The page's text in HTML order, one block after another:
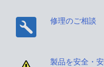
修理のご相談
製品を安全・